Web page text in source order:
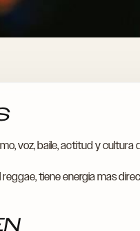
voz, baile, actitud y cultura
tiene energia mas